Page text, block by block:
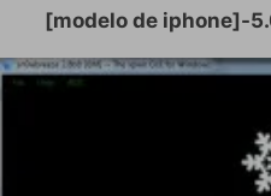
[modelo de iphone]-